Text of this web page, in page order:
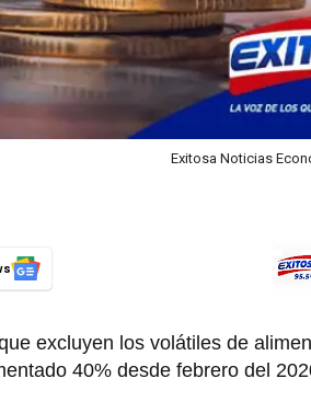
Exitosa Noticias
excluyen los volátiles de
40% desde febrero del